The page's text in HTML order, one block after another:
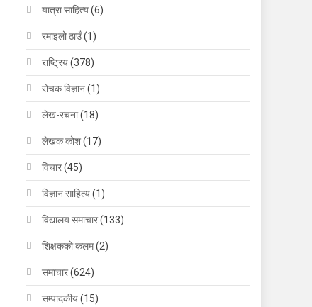
यात्रा साहित्य(6)
रमाइलो ठाउँ(1)
राष्ट्रिय(378)
रोचक विज्ञान(1)
लेख-रचना(18)
लेखक कोश(17)
विचार(45)
विज्ञान साहित्य(1)
विद्यालय समाचार(133)
शिक्षककाे कलम(2)
समाचार(624)
सम्पादकीय(15)